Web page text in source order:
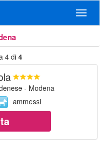
4 di 4
- Modena
ammessi